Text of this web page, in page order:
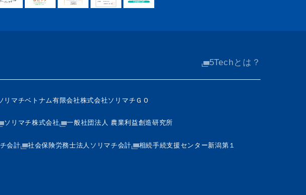
5Techとは？
リマチベトナム有限会社株式会社ソリマチＧＯ
ソリマチ株式会社 一般社団法人 農業利益創造研究所
会計 社会保険労務士法人ソリマチ会計
相続手続支援センター新潟第１